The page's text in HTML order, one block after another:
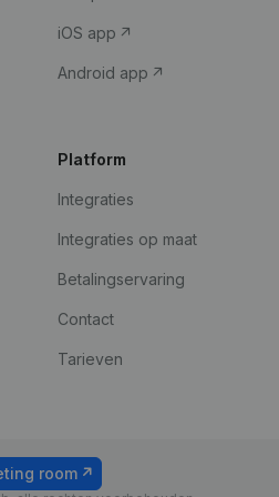
iOS app
Android app
Platform
Integraties
Integraties op maat
Betalingservaring
Contact
Tarieven
room